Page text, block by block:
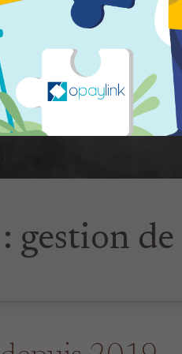
gestion de